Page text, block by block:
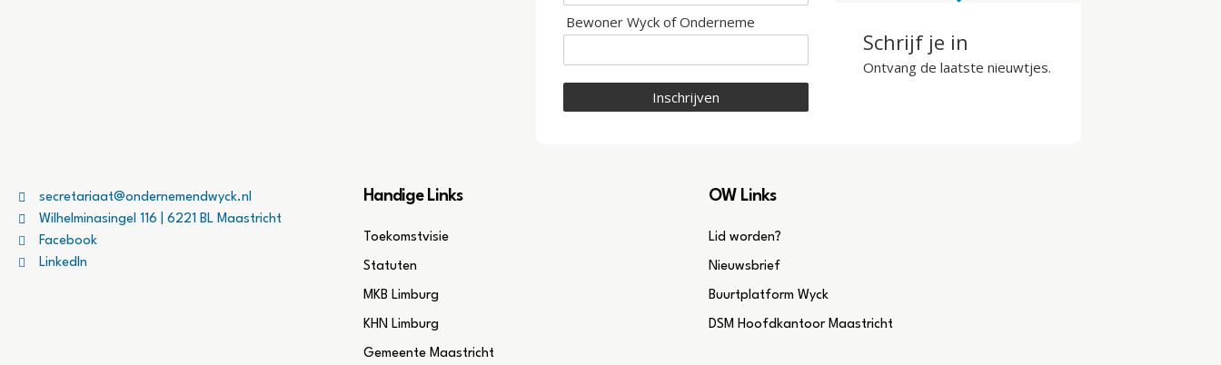
Bewoner Wyck of Onderneme
Inschrijven
Schrijf je in
Ontvang de laatste nieuwtjes.
secretariaat@ondernemendwyck.nl
Wilhelminasingel 116 | 6221 BL Maastricht
Facebook
LinkedIn
Handige Links
Toekomstvisie
Statuten
MKB Limburg
KHN Limburg
Gemeente Maastricht
OW Links
Lid worden?
Nieuwsbrief
Buurtplatform Wyck
DSM Hoofdkantoor Maastricht